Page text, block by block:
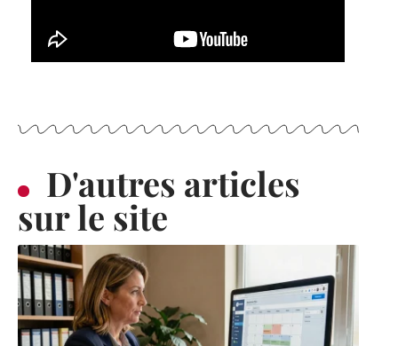
D'autres articles
sur le site